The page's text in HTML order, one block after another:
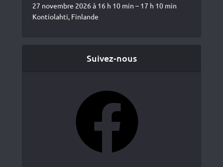
27 novembre 2026 à 16 h 10 min – 17 h 10 min
Kontiolahti, Finlande
Suivez-nous